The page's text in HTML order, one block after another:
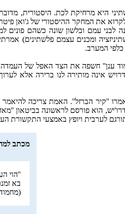
היא מרחיקת לכת. היסטורית,
את המחקר ההיסטורי של ג'ואן
לבני עמם ובלשון שונה כשהם
ומכנים עצמם פלשתינים)
כלפי המערב.
ענן'' חשפה את הצד האפל של
אינה מותירה לנו ברירה אלא
''קיר הברזל''. האמת צריכה
מכתב
''הוי
בא
(מחמוד